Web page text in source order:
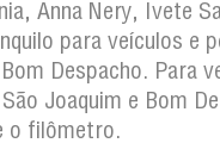
Anna Nery, Ivete
para veículos e
Despacho. Para
Joaquim e Bom
o filômetro.